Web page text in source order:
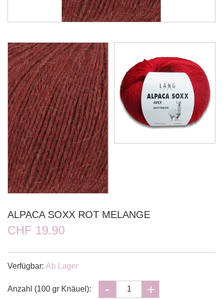
ALPACA SOXX ROT MELANGE
CHF 19.90
Verfügbar: Ab Lager
Anzahl (100 gr Knäuel):